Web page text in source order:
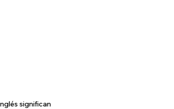
significan